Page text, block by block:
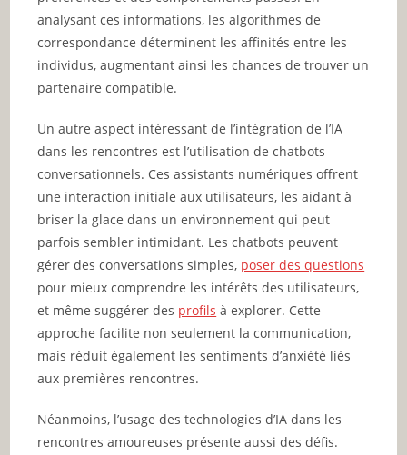
analysant ces informations, les algorithmes de
correspondance déterminent les affinités entre les
individus, augmentant ainsi les chances de trouver un
partenaire compatible.
Un autre aspect intéressant de l’intégration de l’IA
dans les rencontres est l’utilisation de chatbots
conversationnels. Ces assistants numériques offrent
une interaction initiale aux utilisateurs, les aidant à
briser la glace dans un environnement qui peut
parfois sembler intimidant. Les chatbots peuvent
gérer des conversations simples, poser des questions
pour mieux comprendre les intérêts des utilisateurs,
et même suggérer des profils à explorer. Cette
approche facilite non seulement la communication,
mais réduit également les sentiments d’anxiété liés
aux premières rencontres.
Néanmoins, l’usage des technologies d’IA dans les
rencontres amoureuses présente aussi des défis.